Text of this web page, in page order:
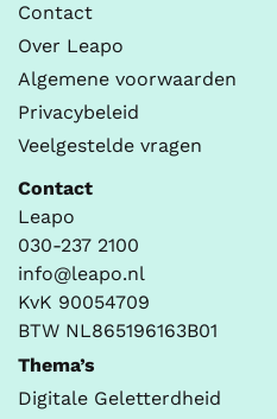
Contact
Over Leapo
Algemene voorwaarden
Privacybeleid
Veelgestelde vragen
Contact
Leapo
030-237 2100
info@leapo.nl
KvK 90054709
BTW NL865196163B01
Thema’s
Digitale Geletterdheid